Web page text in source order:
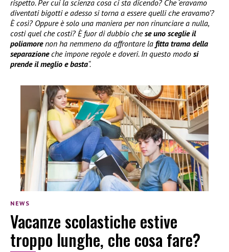
rispetto. Per cui la scienza cosa ci sta dicendo? Che ‘eravamo
diventati bigotti e adesso si torna a essere quelli che eravamo’?
È così? Oppure è solo una maniera per non rinunciare a nulla,
costi quel che costi? È fuor di dubbio chese uno sceglie il
poliamorenon ha nemmeno da affrontare la fitta trama della
separazioneche impone regole e doveri. In questo modo si
prende il meglio e basta“.
NEWS
Vacanze scolastiche estive
troppo lunghe, che cosa fare?